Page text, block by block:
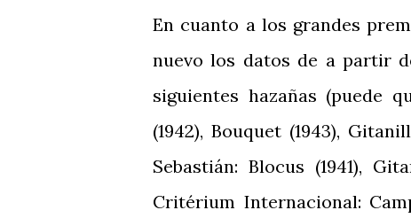
En cuanto a los grandes
nuevo los datos de a partir
siguientes hazañas (puede
(1942), Bouquet (1943),
Sebastián: Blocus (1941),
Critérium Internacional: